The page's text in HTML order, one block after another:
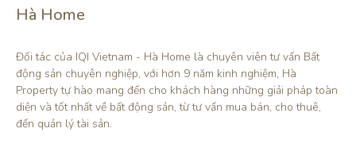
Hà Home
Đối tác của IQI Vietnam - Hà Home là chuyên viên tư vấn Bất
động sản chuyên nghiệp, với hơn 9 năm kinh nghiệm, Hà
Property tự hào mang đến cho khách hàng những giải pháp toàn
diện và tốt nhất về bất động sản, từ tư vấn mua bán, cho thuê,
đến quản lý tài sản.